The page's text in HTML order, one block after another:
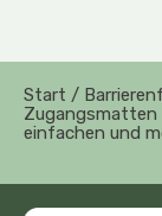
Start /
Zugangsmatten
einfachen und